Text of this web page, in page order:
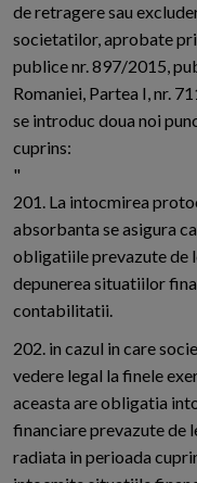
de retragere sau
societatilor, aprobate
publice nr. 897/2015,
Romaniei, Partea I, nr.
se introduc doua noi
cuprins:
"
201. La intocmirea
absorbanta se asigura
obligatiile prevazute de
depunerea situatiilor
contabilitatii.
202. in cazul in care
vedere legal la finele
aceasta are obligatia
financiare prevazute de
radiata in perioada